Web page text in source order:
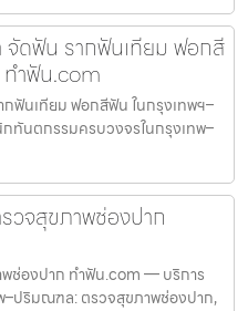
ดฟัน รากฟันเทียม ฟอกสี
ำฟัน.com
ฟันเทียม ฟอกสีฟัน ในกรุงเทพฯ–
นตกรรมครบวงจรในกรุงเทพ–
จสุขภาพช่องปาก
ช่องปาก ทำฟัน.com — บริการ
ปริมณฑล: ตรวจสุขภาพช่องปาก,